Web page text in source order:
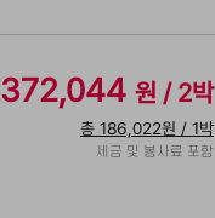
372,044 원 / 2박
총 186,022원 / 1박
세금 및 봉사료 포함